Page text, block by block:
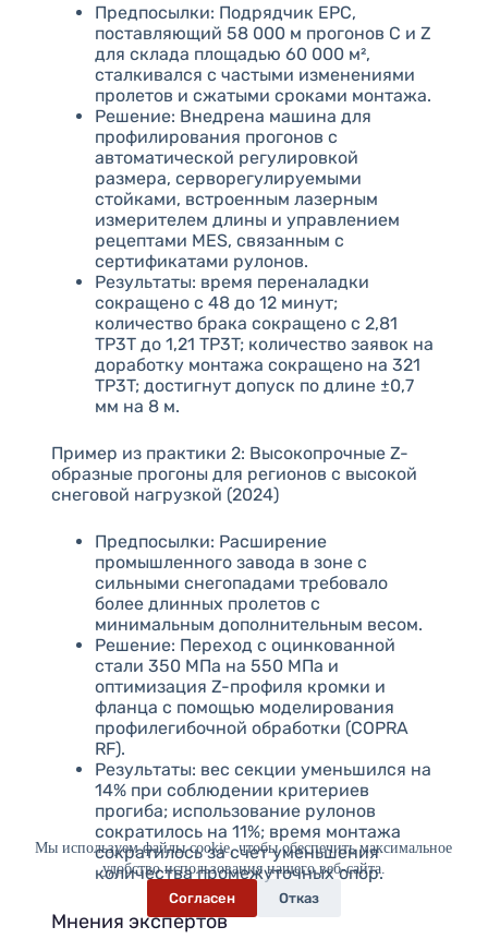
Мы используем файлы cookie, чтобы обеспечить максимальное
удобство использования нашего веб-сайта.
Согласен
Отказ
Предпосылки: Подрядчик EPC,
поставляющий 58 000 м прогонов C и Z
для склада площадью 60 000 м²,
сталкивался с частыми изменениями
пролетов и сжатыми сроками монтажа.
Решение: Внедрена машина для
профилирования прогонов с
автоматической регулировкой
размера, серворегулируемыми
стойками, встроенным лазерным
измерителем длины и управлением
рецептами MES, связанным с
сертификатами рулонов.
Результаты: время переналадки
сокращено с 48 до 12 минут;
количество брака сокращено с 2,81
TP3T до 1,21 TP3T; количество заявок на
доработку монтажа сокращено на 321
TP3T; достигнут допуск по длине ±0,7
мм на 8 м.
Пример из практики 2: Высокопрочные Z-
образные прогоны для регионов с высокой
снеговой нагрузкой (2024)
Предпосылки: Расширение
промышленного завода в зоне с
сильными снегопадами требовало
более длинных пролетов с
минимальным дополнительным весом.
Решение: Переход с оцинкованной
стали 350 МПа на 550 МПа и
оптимизация Z-профиля кромки и
фланца с помощью моделирования
профилегибочной обработки (COPRA
RF).
Результаты: вес секции уменьшился на
14% при соблюдении критериев
прогиба; использование рулонов
сократилось на 11%; время монтажа
сократилось за счет уменьшения
количества промежуточных опор.
Мнения экспертов